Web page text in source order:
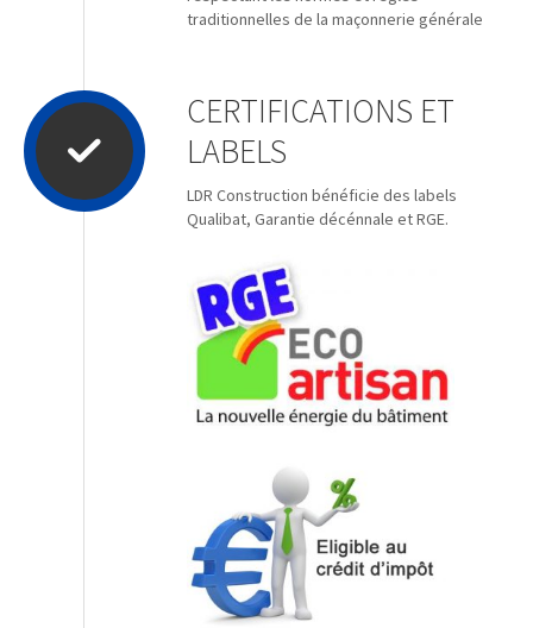
traditionnelles de la maçonnerie générale
CERTIFICATIONS ET
LABELS
LDR Construction bénéficie des labels
Qualibat, Garantie décénnale et RGE.